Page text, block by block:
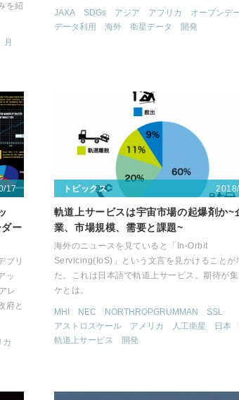
を紹
月
JAXA SDGs アジア アフリカ
オープンデ
データ利用
海外 衛星データ 開発
17
ー
ブリ
ッ
レ
府と
カ
トピックス
軌道上サービスは宇宙市場の起爆剤か~
業、市場規模、需要と課題~
海外のニュースを見ていると「In-Orbit
Servicing(IoS)」という文言を見かけることが
た。これは日本語で軌道上サービス。期待が集
ケとは。
MHI NEC NORTHROPGRUMMAN
SSL
アストロスケール
アメリカ 人工衛星 日本
軌道上サービス
開発